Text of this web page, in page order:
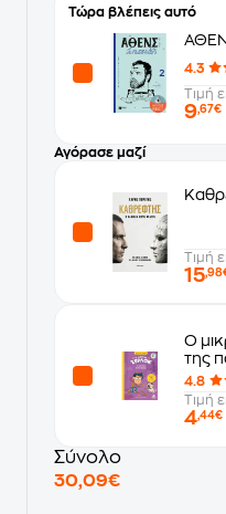
Τώρα βλέπεις αυτό
4.3
Τιμή
9,67€
Αγόρασε μαζί
Τιμή
15
Ο
της
4.8
Τιμή
4,44€
Σύνολο
30,09€